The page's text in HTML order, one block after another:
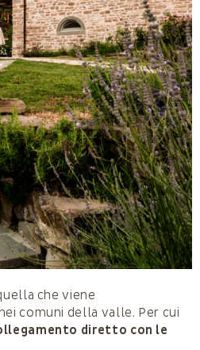
che viene
comuni della valle. Per cui
diretto con le